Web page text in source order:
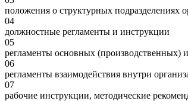
положения о структурных подразделениях
04
должностные регламенты и инструкции
05
регламенты основных (производственных)
06
регламенты взаимодействия внутри
07
рабочие инструкции, методические